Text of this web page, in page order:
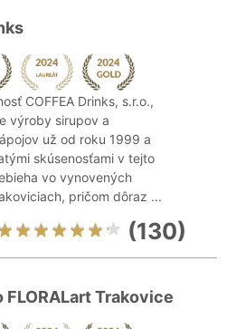
COFFEA Drinks, s.r.o.,
výroby sirupov a
už od roku 1999 a
skúsenosťami v tejto
vo vynovených
pričom dôraz ...
(130)
Trakovice